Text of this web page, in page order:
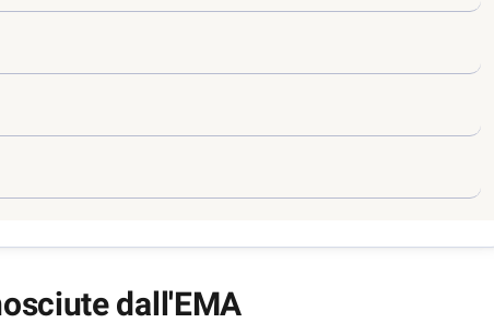
dall'EMA